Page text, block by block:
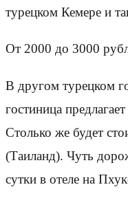
турецком Кемере и
От 2000 до 3000
В другом турецком
гостиница
Столько же будет
(Таиланд). Чуть
сутки в отеле на